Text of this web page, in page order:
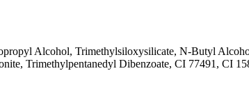
Alcohol, Trimethylsiloxysilicate, N-Butyl
Trimethylpentanedyl Dibenzoate, CI 77491, CI